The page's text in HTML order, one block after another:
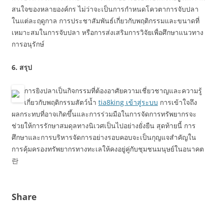
สนใจของหลายองค์กร ไม่ว่าจะเป็นการกำหนดโควตาการจับปลา
ในแต่ละฤดูกาล การประชาสัมพันธ์เกี่ยวกับพฤติกรรมและขนาดที่
เหมาะสมในการจับปลา หรือการส่งเสริมการวิจัยเพื่อศึกษาแนวทาง
การอนุรักษ์
6. สรุป
การยิงปลาเป็นกิจกรรมที่ต้องอาศัยความเชี่ยวชาญและความรู้
เกี่ยวกับพฤติกรรมสัตว์น้ำ tia8king เข้าสู่ระบบ การเข้าใจถึง
ผลกระทบที่อาจเกิดขึ้นและการร่วมมือในการจัดการทรัพยากรจะ
ช่วยให้การรักษาสมดุลทางนิเวศเป็นไปอย่างยั่งยืน สุดท้ายนี้ การ
ศึกษาและการบริหารจัดการอย่างรอบคอบจะเป็นกุญแจสำคัญใน
การคุ้มครองทรัพยากรทางทะเลให้คงอยู่คู่กับชุมชนมนุษย์ในอนาคต
란
Share